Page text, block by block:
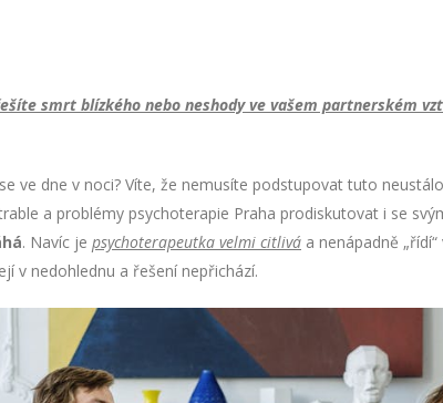
smrt blízkého nebo neshody ve vašem partnerském
ve dne v noci? Víte, že nemusíte podstupovat tuto
a problémy psychoterapie Praha prodiskutovat i se
. Navíc je psychoterapeutka velmi citlivá a nenápadně
v nedohlednu a řešení nepřichází.